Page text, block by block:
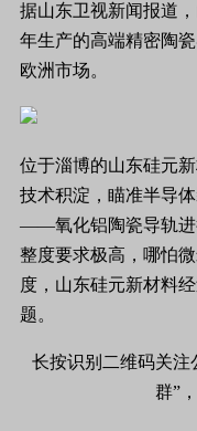
据山东卫视新闻报道
年生产的高端精密陶
欧洲市场。
位于淄博的山东硅元
技术积淀，瞄准半导
——氧化铝陶瓷导轨进
整度要求极高，哪怕
度， 山东硅元新材料
题。
长按识别二维码关注
群”